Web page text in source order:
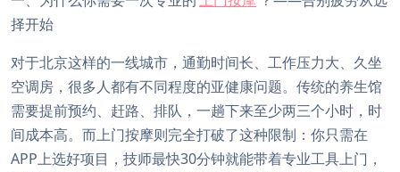
择开始
对于北京这样的一线城市，通勤时间长、工作压力大、久坐
空调房，很多人都有不同程度的亚健康问题。传统的养生馆
需要提前预约、赶路、排队，一趟下来至少两三个小时，时
间成本高。而上门按摩则完全打破了这种限制：你只需在
APP上选好项目，技师最快30分钟就能带着专业工具上门，